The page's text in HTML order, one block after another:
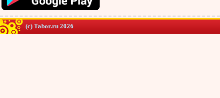
(c) Tabor.ru 2026